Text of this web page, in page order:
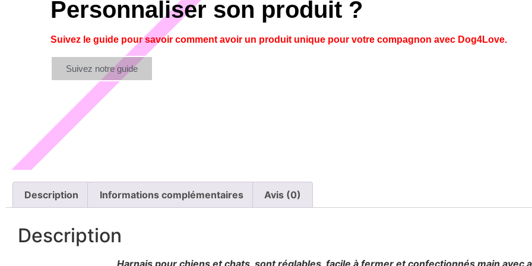
Personnaliser son produit ?
Suivez le guide pour savoir comment avoir un produit unique pour votre compagnon avec Dog4Love.
Suivez notre guide
Description Informations complémentaires Avis (0)
Description
Harnais pour chiens et chats, sont réglables, facile à fermer et confectionnés main avec